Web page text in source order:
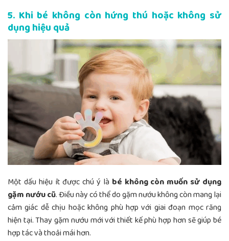
5. Khi bé không còn hứng thú hoặc không sử
dụng hiệu quả
Một dấu hiệu ít được chú ý là bé không còn muốn sử dụng
gặm nướu cũ. Điều này có thể do gặm nướu không còn mang lại
cảm giác dễ chịu hoặc không phù hợp với giai đoạn mọc răng
hiện tại. Thay gặm nướu mới với thiết kế phù hợp hơn sẽ giúp bé
hợp tác và thoải mái hơn.